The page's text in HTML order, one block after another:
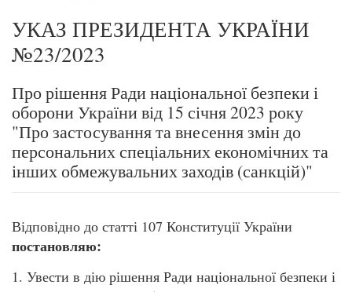
УКАЗ ПРЕЗИДЕНТА УКРАЇНИ
№23/2023
Про рішення Ради національної безпеки і
оборони України від 15 січня 2023 року
"Про застосування та внесення змін до
персональних спеціальних економічних та
інших обмежувальних заходів (санкцій)"
Відповідно до статті 107 Конституції України
постановляю:
1. Увести в дію рішення Ради національної безпеки і